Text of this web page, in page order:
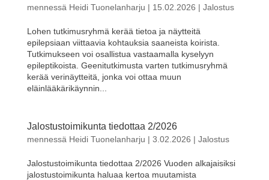
mennessä Heidi Tuonelanharju | 15.02.2026 | Jalostus
Lohen tutkimusryhmä kerää tietoa ja näytteitä
epilepsiaan viittaavia kohtauksia saaneista koirista.
Tutkimukseen voi osallistua vastaamalla kyselyyn
epileptikoista. Geenitutkimusta varten tutkimusryhmä
kerää verinäytteitä, jonka voi ottaa muun
eläinlääkärikäynnin...
Jalostustoimikunta tiedottaa 2/2026
mennessä Heidi Tuonelanharju | 3.02.2026 | Jalostus
Jalostustoimikunta tiedottaa 2/2026 Vuoden alkajaisiksi
jalostustoimikunta haluaa kertoa muutamista